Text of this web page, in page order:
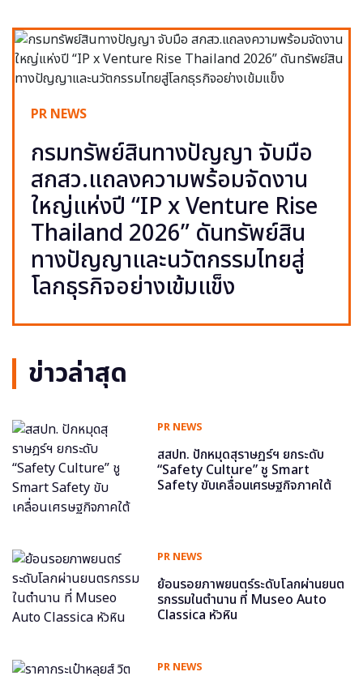
PR NEWS
กรมทรัพย์สินทางปัญญา จับมือ
สกสว.แถลงความพร้อมจัดงาน
ใหญ่แห่งปี “IP x Venture Rise
Thailand 2026” ดันทรัพย์สิน
ทางปัญญาและนวัตกรรมไทยสู่
โลกธุรกิจอย่างเข้มแข็ง
ข่าวล่าสุด
PR NEWS
สสปท. ปักหมุดสุราษฎร์ฯ ยกระดับ
“Safety Culture” ชู Smart
Safety ขับเคลื่อนเศรษฐกิจภาคใต้
PR NEWS
ย้อนรอยภาพยนตร์ระดับโลกผ่านยนต
รกรรมในตำนาน ที่ Museo Auto
Classica หัวหิน
PR NEWS